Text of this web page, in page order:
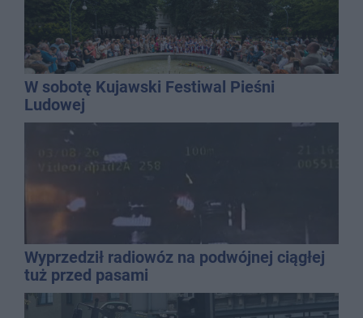
W sobotę Kujawski Festiwal Pieśni
Ludowej
Wyprzedził radiowóz na podwójnej ciągłej
tuż przed pasami